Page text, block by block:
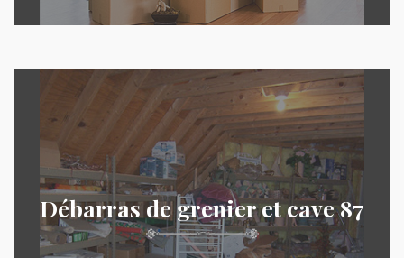
Débarras de grenier et cave 87